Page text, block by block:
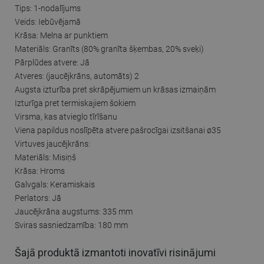
Tips: 1-nodalījums
Veids: Iebūvējamā
Krāsa: Melna ar punktiem
Materiāls: Granīts (80% granīta šķembas, 20% sveķi)
Pārplūdes atvere: Jā
Atveres: (jaucējkrāns, automāts) 2
Augsta izturība pret skrāpējumiem un krāsas izmaiņām
Izturīga pret termiskajiem šokiem
Virsma, kas atvieglo tīrīšanu
Viena papildus noslīpēta atvere pašrocīgai izsitšanai ø35
Virtuves jaucējkrāns:
Materiāls: Misiņš
Krāsa: Hroms
Galvgals: Keramiskais
Perlators: Jā
Jaucējkrāna augstums: 335 mm
Sviras sasniedzamība: 180 mm
Šajā produktā izmantoti inovatīvi risinājumi